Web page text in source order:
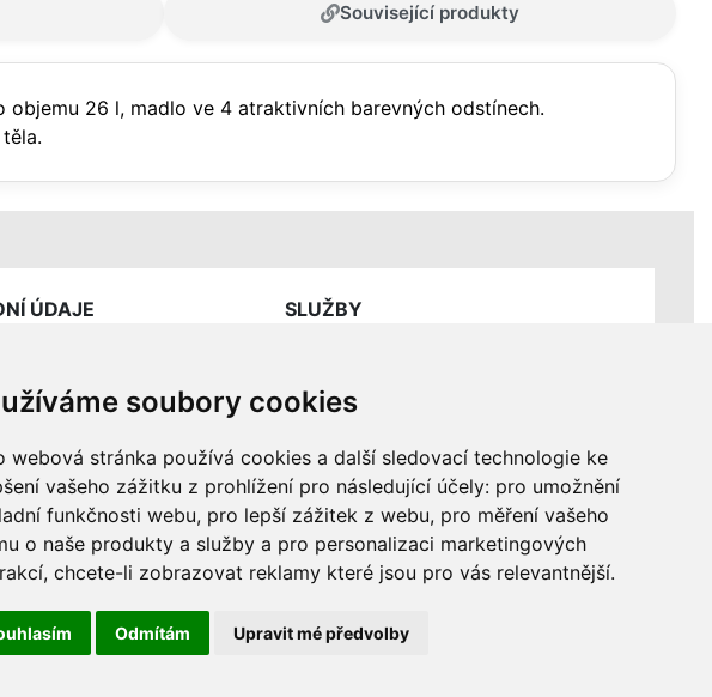
soubory cookies
webová stránka používá cookies a další sledovací technologie ke
vašeho zážitku z prohlížení pro následující účely: pro umožnění
funkčnosti webu, pro lepší zážitek z webu, pro měření vašeho
o naše produkty a služby a pro personalizaci marketingových
, chcete-li zobrazovat reklamy které jsou pro vás relevantnější.
Odmítám Upravit mé předvolby
Související produkty
26 l, madlo ve 4 atraktivních barevných odstínech.
ÚDAJE
SLUŽBY
777 345 008
info@ceiba.cz